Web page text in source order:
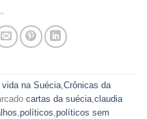
vida na Suécia, Crônicas da
cartas da suécia claudia
políticos políticos sem